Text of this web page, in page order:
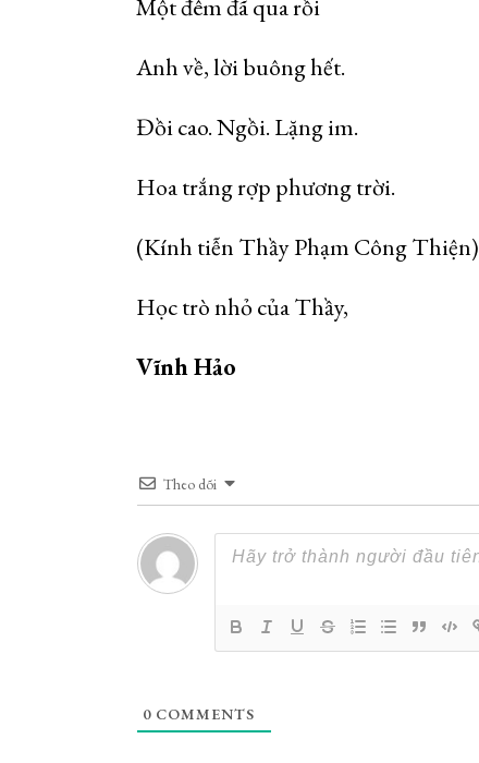
Một đêm đã qua rồi
Anh về, lời buông hết.
Đồi cao. Ngồi. Lặng im.
Hoa trắng rợp phương trời.
(Kính tiễn Thầy Phạm Công Thiện)
Học trò nhỏ của Thầy,
Vĩnh Hảo
Theo dõi
0 COMMENTS